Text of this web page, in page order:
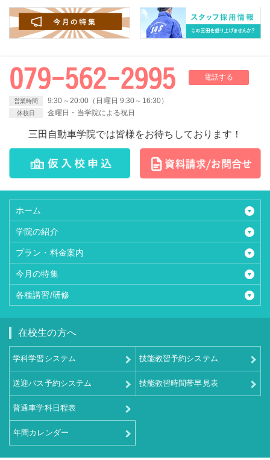
電話する
営業時間 9:30～20:00（日曜日 9:30～16:30）
休校日 金曜日・当学院による祝日
三田自動車学院では皆様をお待ちしております！
ホーム
学院の紹介
プラン・料金案内
今月の特集
各種講習/研修
在校生の方へ
学科学習システム 技能教習予約システム
送迎バス予約システム 技能教習時間帯早見表
普通車学科日程表
年間カレンダー